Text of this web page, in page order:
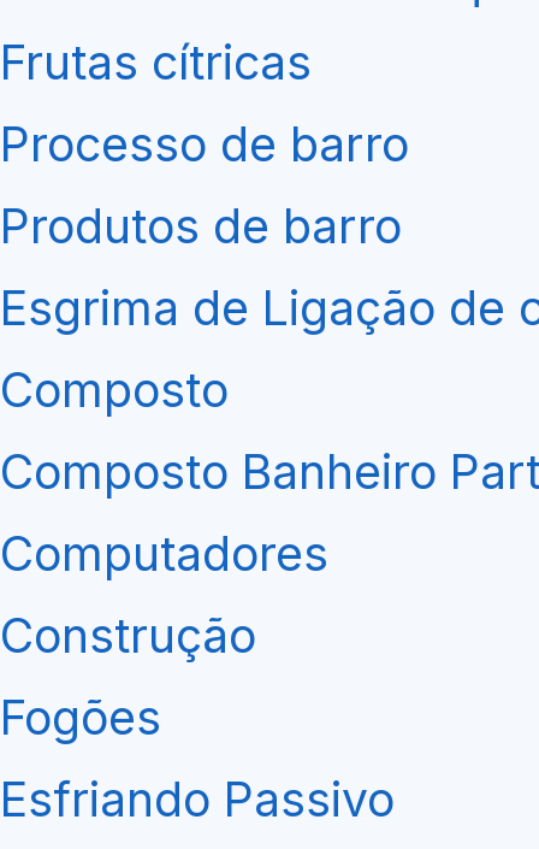
Frutas cítricas
Processo de barro
Produtos de barro
Esgrima de Ligação de
Composto
Composto Banheiro
Computadores
Construção
Fogões
Esfriando Passivo